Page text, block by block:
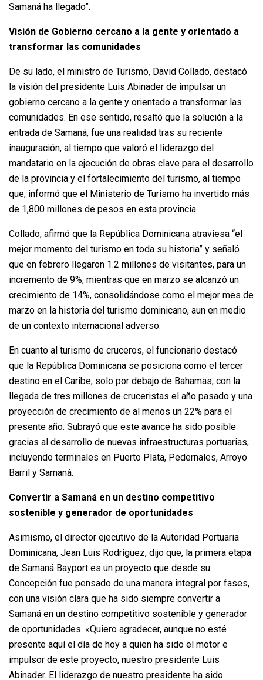
Samaná ha llegado”.
Visión de Gobierno cercano a la gente y orientado a
transformar las comunidades
De su lado, el ministro de Turismo, David Collado, destacó
la visión del presidente Luis Abinader de impulsar un
gobierno cercano a la gente y orientado a transformar las
comunidades. En ese sentido, resaltó que la solución a la
entrada de Samaná, fue una realidad tras su reciente
inauguración, al tiempo que valoró el liderazgo del
mandatario en la ejecución de obras clave para el desarrollo
de la provincia y el fortalecimiento del turismo, al tiempo
que, informó que el Ministerio de Turismo ha invertido más
de 1,800 millones de pesos en esta provincia.
Collado, afirmó que la República Dominicana atraviesa “el
mejor momento del turismo en toda su historia” y señaló
que en febrero llegaron 1.2 millones de visitantes, para un
incremento de 9%, mientras que en marzo se alcanzó un
crecimiento de 14%, consolidándose como el mejor mes de
marzo en la historia del turismo dominicano, aun en medio
de un contexto internacional adverso.
En cuanto al turismo de cruceros, el funcionario destacó
que la República Dominicana se posiciona como el tercer
destino en el Caribe, solo por debajo de Bahamas, con la
llegada de tres millones de cruceristas el año pasado y una
proyección de crecimiento de al menos un 22% para el
presente año. Subrayó que este avance ha sido posible
gracias al desarrollo de nuevas infraestructuras portuarias,
incluyendo terminales en Puerto Plata, Pedernales, Arroyo
Barril y Samaná.
Convertir a Samaná en un destino competitivo
sostenible y generador de oportunidades
Asimismo, el director ejecutivo de la Autoridad Portuaria
Dominicana, Jean Luis Rodríguez, dijo que, la primera etapa
de Samaná Bayport es un proyecto que desde su
Concepción fue pensado de una manera integral por fases,
con una visión clara que ha sido siempre convertir a
Samaná en un destino competitivo sostenible y generador
de oportunidades. «Quiero agradecer, aunque no esté
presente aquí el día de hoy a quien ha sido el motor e
impulsor de este proyecto, nuestro presidente Luis
Abinader. El liderazgo de nuestro presidente ha sido